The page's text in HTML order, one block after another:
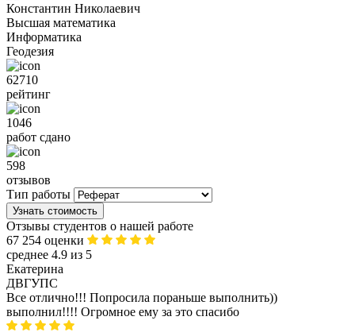
Константин Николаевич
Высшая математика
Информатика
Геодезия
62710
рейтинг
1046
работ сдано
598
отзывов
Тип работы
Узнать стоимость
Отзывы студентов о нашей работе
67 254 оценки
среднее 4.9 из 5
Екатерина
ДВГУПС
Все отлично!!! Попросила пораньше выполнить))
выполнил!!!! Огромное ему за это спасибо